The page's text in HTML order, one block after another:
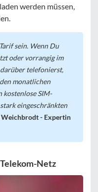
werden müssen,
sein. Wenn Du
oder vorrangig im
telefonierst,
monatlichen
kostenlose SIM-
eingeschränkten
Weichbrodt - Expertin
Netz